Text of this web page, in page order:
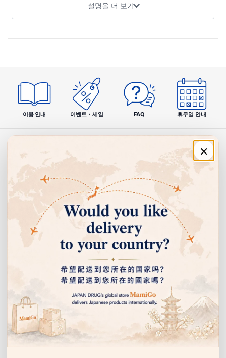
운 산제 타입으로 언제 어디서나 간편하게 복용할 수 있습니다.
에도의 전통 제조법
역사
에도 시대부터 이어져 온 전통 처방을 지키며 시대 변화 속에서도 많은
가정에서 신뢰받는 위장약으로 사랑받고 있습니다.
위 더부룩함·소화불량에
과식·과음으로 인한 위 불쾌감과 소화불량을 부드럽게 완화합니다.
03
먹기 쉬운 산제
물에 잘 녹는 산제 타입으로 휴대가 간편하며 언제든지 쉽게 복용할 수
04
스테디셀러 위장약
신뢰
설명을 더 보기
이용 안내 이벤트・세일 FAQ 휴무일 안내
×
주문·이용 안내
쇼핑 안내
고객센터
선물, 할인 이벤트 등을 누구보다 먼저 알려드립니다.
이
일